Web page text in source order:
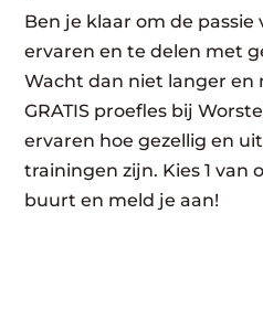
Ben je klaar om de
ervaren en te delen met
Wacht dan niet langer en
GRATIS proefles bij
ervaren hoe gezellig en
trainingen zijn. Kies 1 van
buurt en meld je aan!